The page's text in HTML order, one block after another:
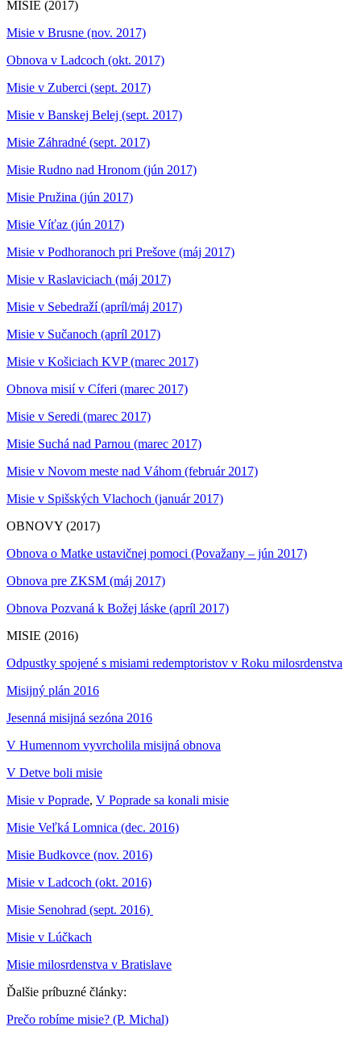
MISIE (2017)
Misie v Brusne (nov. 2017)
Obnova v Ladcoch (okt. 2017)
Misie v Zuberci (sept. 2017)
Misie v Banskej Belej (sept. 2017)
Misie Záhradné (sept. 2017)
Misie Rudno nad Hronom (jún 2017)
Misie Pružina (jún 2017)
Misie Víťaz (jún 2017)
Misie v Podhoranoch pri Prešove (máj 2017)
Misie v Raslaviciach (máj 2017)
Misie v Sebedraží (apríl/máj 2017)
Misie v Sučanoch (apríl 2017)
Misie v Košiciach KVP (marec 2017)
Obnova misií v Cíferi (marec 2017)
Misie v Seredi (marec 2017)
Misie Suchá nad Parnou (marec 2017)
Misie v Novom meste nad Váhom (február 2017)
Misie v Spišských Vlachoch (január 2017)
OBNOVY (2017)
Obnova o Matke ustavičnej pomoci (Považany – jún 2017)
Obnova pre ZKSM (máj 2017)
Obnova Pozvaná k Božej láske (apríl 2017)
MISIE (2016)
Odpustky spojené s misiami redemptoristov v Roku milosrdenstva
Misijný plán 2016
Jesenná misijná sezóna 2016
V Humennom vyvrcholila misijná obnova
V Detve boli misie
Misie v Poprade, V Poprade sa konali misie
Misie Veľká Lomnica (dec. 2016)
Misie Budkovce (nov. 2016)
Misie v Ladcoch (okt. 2016)
Misie Senohrad (sept. 2016)
Misie v Lúčkach
Misie milosrdenstva v Bratislave
Ďalšie príbuzné články:
Prečo robíme misie? (P. Michal)